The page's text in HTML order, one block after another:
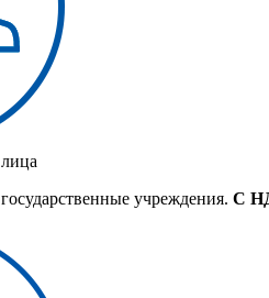
учреждения. С